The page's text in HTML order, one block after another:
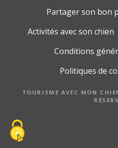
Partager son bon
Activités avec son chien
Conditions
Politiques de
TOURISME AVEC MON